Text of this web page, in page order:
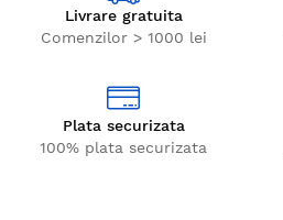
Livrare gratuita
Comenzilor > 1000 lei
Plata securizata
100% plata securizata